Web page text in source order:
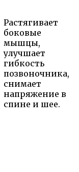
Растягивает
боковые
мышцы,
улучшает
гибкость
позвоночника,
снимает
напряжение в
спине и шее.